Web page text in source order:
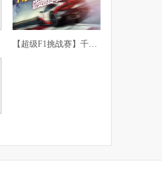
【超级F1挑战赛】千橡团建体验课